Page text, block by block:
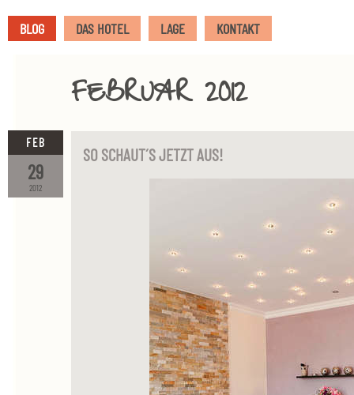
BLOG DAS HOTEL LAGE KONTAKT
FEBRUAR 2012
2012
29
FEB
SO SCHAUT´S JETZT AUS!